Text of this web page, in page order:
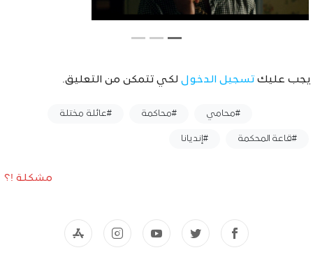
يجب عليك تسجيل الدخول لكي تتمكن من التعليق.
#محامي #محاكمة #عائلة مختلة
#قاعة المحكمة #إنديانا
مشكلة !؟